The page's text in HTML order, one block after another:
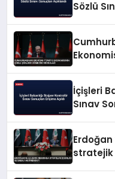
Sözlü
İçişleri
Sınav
stratejik